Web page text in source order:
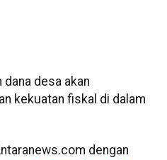
dana desa akan
kekuatan fiskal di dalam
dengan